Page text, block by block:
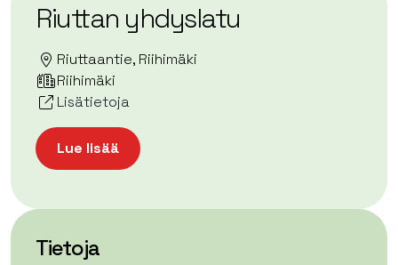
Riuttan yhdyslatu
Riuttaantie, Riihimäki
Riihimäki
Lisätietoja
Lue lisää
Tietoja